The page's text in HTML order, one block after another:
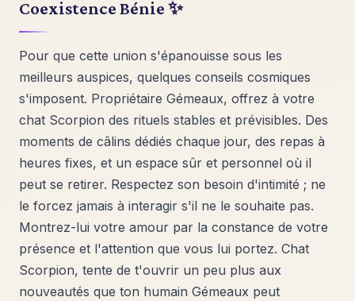
Coexistence Bénie ✨
Pour que cette union s'épanouisse sous les
meilleurs auspices, quelques conseils cosmiques
s'imposent. Propriétaire Gémeaux, offrez à votre
chat Scorpion des rituels stables et prévisibles. Des
moments de câlins dédiés chaque jour, des repas à
heures fixes, et un espace sûr et personnel où il
peut se retirer. Respectez son besoin d'intimité ; ne
le forcez jamais à interagir s'il ne le souhaite pas.
Montrez-lui votre amour par la constance de votre
présence et l'attention que vous lui portez. Chat
Scorpion, tente de t'ouvrir un peu plus aux
nouveautés que ton humain Gémeaux peut